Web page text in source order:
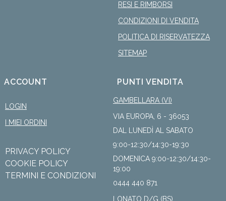
RESI E RIMBORSI
CONDIZIONI DI VENDITA
POLITICA DI RISERVATEZZA
SITEMAP
ACCOUNT
LOGIN
I MIEI ORDINI
PRIVACY POLICY
COOKIE POLICY
TERMINI E CONDIZIONI
PUNTI VENDITA
GAMBELLARA (VI)
VIA EUROPA, 6 - 36053
DAL LUNEDÌ AL SABATO
9:00-12:30/14:30-19:30
DOMENICA 9:00-12:30/14:30-
19:00
0444 440 871
LONATO D/G (BS)